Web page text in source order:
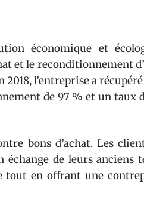
économique et
et le reconditionnement
l’entreprise a
de 97 % et un taux
bons d’achat. Les
de leurs anciens
tout en offrant une